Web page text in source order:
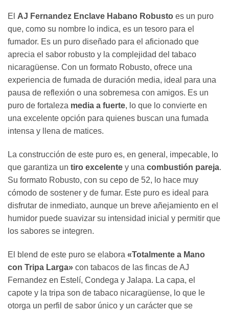
El AJ Fernandez Enclave Habano Robusto es un puro
que, como su nombre lo indica, es un tesoro para el
fumador. Es un puro diseñado para el aficionado que
aprecia el sabor robusto y la complejidad del tabaco
nicaragüense. Con un formato Robusto, ofrece una
experiencia de fumada de duración media, ideal para una
pausa de reflexión o una sobremesa con amigos. Es un
puro de fortaleza media a fuerte, lo que lo convierte en
una excelente opción para quienes buscan una fumada
intensa y llena de matices.
La construcción de este puro es, en general, impecable, lo
que garantiza un tiro excelente y una combustión pareja.
Su formato Robusto, con su cepo de 52, lo hace muy
cómodo de sostener y de fumar. Este puro es ideal para
disfrutar de inmediato, aunque un breve añejamiento en el
humidor puede suavizar su intensidad inicial y permitir que
los sabores se integren.
El blend de este puro se elabora «Totalmente a Mano
con Tripa Larga» con tabacos de las fincas de AJ
Fernandez en Estelí, Condega y Jalapa. La capa, el
capote y la tripa son de tabaco nicaragüense, lo que le
otorga un perfil de sabor único y un carácter que se